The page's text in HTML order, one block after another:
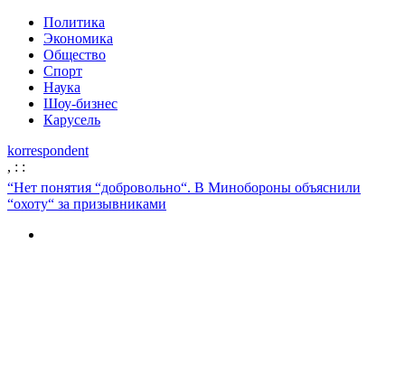
Политика
Экономика
Общество
Спорт
Наука
Шоу-бизнес
Карусель
korrespondent
, : :
“Нет понятия “добровольно“. В Минобороны объяснили
“охоту“ за призывниками